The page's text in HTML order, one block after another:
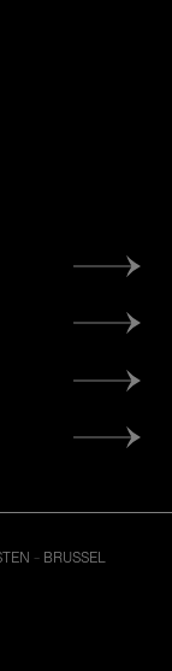
- BRUSSEL